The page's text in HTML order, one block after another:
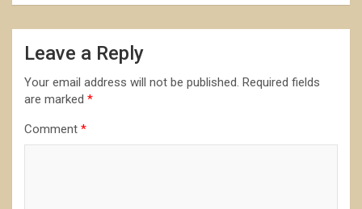
Leave a Reply
Your email address will not be published. Required fields
are marked *
Comment *